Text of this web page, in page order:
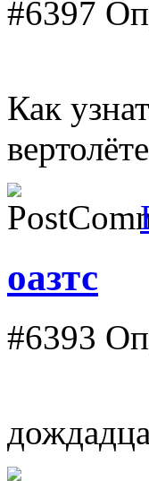
#6397
Как
оазтс
#6393